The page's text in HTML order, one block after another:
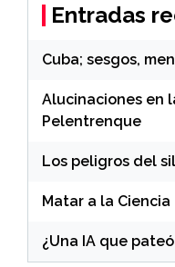
Entradas
Cuba; sesgos,
Alucinaciones en
Pelentrenque
Los peligros del
Matar a la Ciencia
¿Una IA que